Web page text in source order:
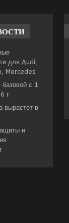
для Audi,
Mercedes
с 1
г.
вырастет в
и